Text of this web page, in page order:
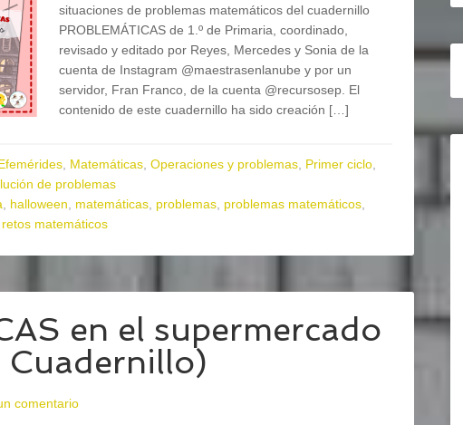
situaciones de problemas matemáticos del cuadernillo
PROBLEMÁTICAS de 1.º de Primaria, coordinado,
revisado y editado por Reyes, Mercedes y Sonia de la
cuenta de Instagram @maestrasenlanube y por un
servidor, Fran Franco, de la cuenta @recursosep. El
contenido de este cuadernillo ha sido creación […]
Matemáticas Operaciones y problemas Primer ciclo
de problemas
halloween matemáticas problemas problemas matemáticos
retos matemáticos
en el supermercado
Cuadernillo)
comentario